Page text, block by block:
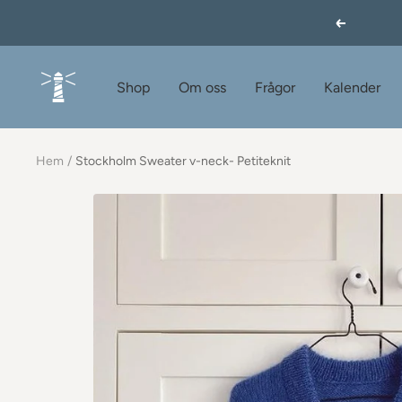
Föregående
Shop Om oss Frågor Kalender
60garnernord.se
Hem Stockholm Sweater v-neck- Petiteknit